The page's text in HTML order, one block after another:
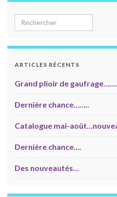
Search for:
ARTICLES RÉCENTS
Grand plioir de
Dernière chance……..
Catalogue mai-
Dernière chance….
Des nouveautés…